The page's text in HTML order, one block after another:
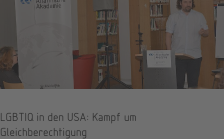
LGBTIQ in den USA: Kampf um
Gleichberechtigung